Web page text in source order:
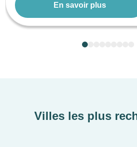
En savoir plus
Villes les plus